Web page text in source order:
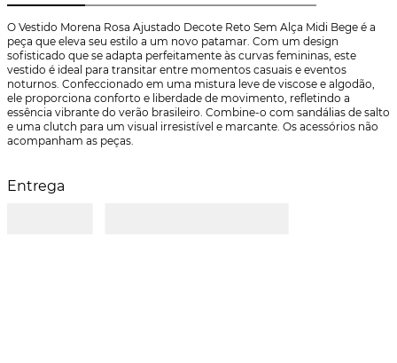
O Vestido Morena Rosa Ajustado Decote Reto Sem Alça Midi Bege é a
peça que eleva seu estilo a um novo patamar. Com um design
sofisticado que se adapta perfeitamente às curvas femininas, este
vestido é ideal para transitar entre momentos casuais e eventos
noturnos. Confeccionado em uma mistura leve de viscose e algodão,
ele proporciona conforto e liberdade de movimento, refletindo a
essência vibrante do verão brasileiro. Combine-o com sandálias de salto
e uma clutch para um visual irresistível e marcante. Os acessórios não
acompanham as peças.
Entrega